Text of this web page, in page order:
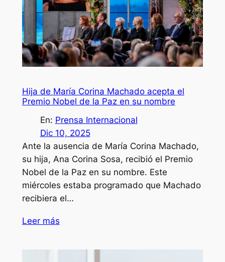
Hija de María Corina Machado acepta el
Premio Nobel de la Paz en su nombre
En: Prensa Internacional
Dic 10, 2025
Ante la ausencia de María Corina Machado,
su hija, Ana Corina Sosa, recibió el Premio
Nobel de la Paz en su nombre. Este
miércoles estaba programado que Machado
recibiera el…
Leer más